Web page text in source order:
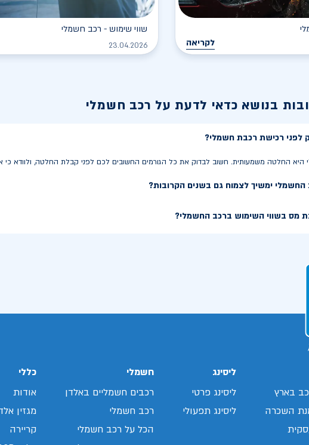
לקריאה
שווי שימוש - רכב חשמלי
23.04.2026
בנושא כדאי לדעת על רכב חשמלי
לפני רכישת רכבת חשמלי?
היא החלטה משמעותית. חשוב לבדוק את כל הגורמים החשובים לכם לפני קבלת החלטה, ולוודא כי
ימשיך לצמוח גם בשנים הקרובות?
מס בשווי השימוש ברכב החשמלי?
בארץ
השכרה
ליסינג
ליסינג פרטי
ליסינג תפעולי
חשמלי
רכבים חשמליים באלדן
רכב חשמלי
הכל על רכב חשמלי
כללי
אודות
מגזין
קריירה